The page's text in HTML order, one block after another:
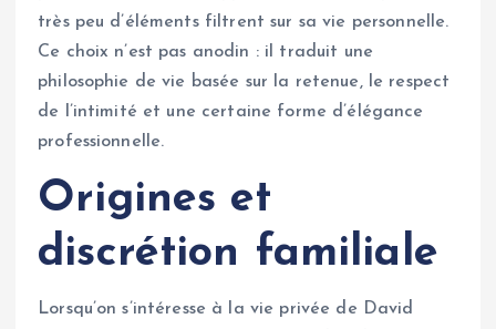
très peu d’éléments filtrent sur sa vie personnelle.
Ce choix n’est pas anodin : il traduit une
philosophie de vie basée sur la retenue, le respect
de l’intimité et une certaine forme d’élégance
professionnelle.
Origines et
discrétion familiale
Lorsqu’on s’intéresse à la vie privée de David